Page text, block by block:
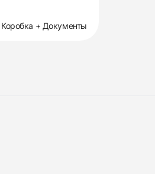
Коробка + Документы